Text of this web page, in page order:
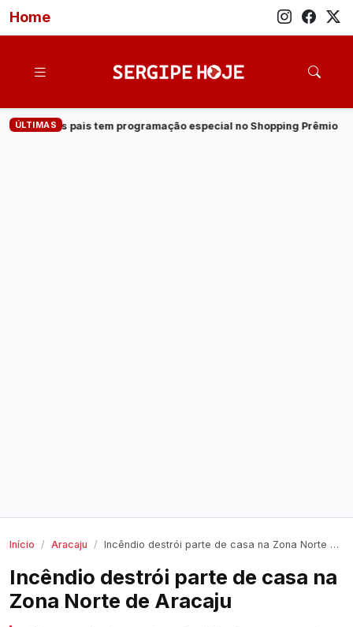
Home
ÚLTIMASespecial no Shopping Prêmio · Veja quem são os
Início Aracaju Incêndio destrói parte de casa na Zona Norte de Aracaju
Incêndio destrói parte de casa na
Zona Norte de Aracaju